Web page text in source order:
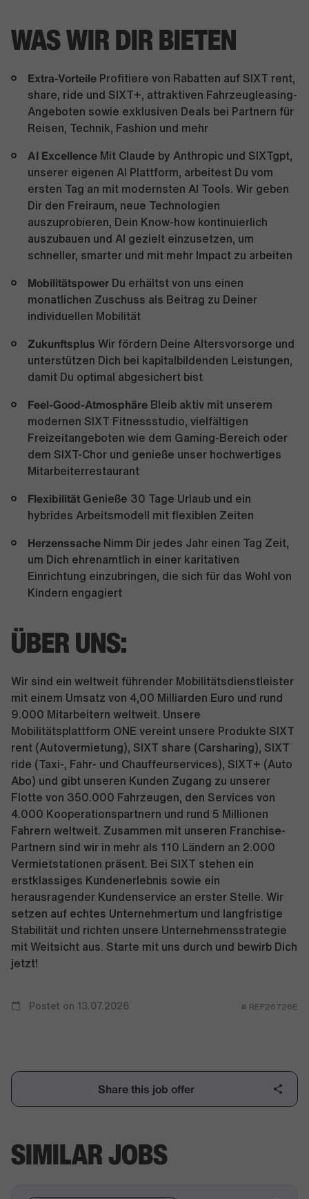
WAS WIR DIR BIETEN
Extra-Vorteile Profitiere von Rabatten auf SIXT rent,
share, ride und SIXT+, attraktiven Fahrzeugleasing-
Angeboten sowie exklusiven Deals bei Partnern für
Reisen, Technik, Fashion und mehr
AI Excellence Mit Claude by Anthropic und SIXTgpt,
unserer eigenen AI Plattform, arbeitest Du vom
ersten Tag an mit modernsten AI Tools. Wir geben
Dir den Freiraum, neue Technologien
auszuprobieren, Dein Know-how kontinuierlich
auszubauen und AI gezielt einzusetzen, um
schneller, smarter und mit mehr Impact zu arbeiten
Mobilitätspower Du erhältst von uns einen
monatlichen Zuschuss als Beitrag zu Deiner
individuellen Mobilität
Zukunftsplus Wir fördern Deine Altersvorsorge und
unterstützen Dich bei kapitalbildenden Leistungen,
damit Du optimal abgesichert bist
Feel-Good-Atmosphäre Bleib aktiv mit unserem
modernen SIXT Fitnessstudio, vielfältigen
Freizeitangeboten wie dem Gaming-Bereich oder
dem SIXT-Chor und genieße unser hochwertiges
Mitarbeiterrestaurant
Flexibilität Genieße 30 Tage Urlaub und ein
hybrides Arbeitsmodell mit flexiblen Zeiten
Herzenssache Nimm Dir jedes Jahr einen Tag Zeit,
um Dich ehrenamtlich in einer karitativen
Einrichtung einzubringen, die sich für das Wohl von
Kindern engagiert
ÜBER UNS:
Wir sind ein weltweit führender Mobilitätsdienstleister
mit einem Umsatz von 4,00 Milliarden Euro und rund
9.000 Mitarbeitern weltweit. Unsere
Mobilitätsplattform ONE vereint unsere Produkte SIXT
rent (Autovermietung), SIXT share (Carsharing), SIXT
ride (Taxi-, Fahr- und Chauffeurservices), SIXT+ (Auto
Abo) und gibt unseren Kunden Zugang zu unserer
Flotte von 350.000 Fahrzeugen, den Services von
4.000 Kooperationspartnern und rund 5 Millionen
Fahrern weltweit. Zusammen mit unseren Franchise-
Partnern sind wir in mehr als 110 Ländern an 2.000
Vermietstationen präsent. Bei SIXT stehen ein
erstklassiges Kundenerlebnis sowie ein
herausragender Kundenservice an erster Stelle. Wir
setzen auf echtes Unternehmertum und langfristige
Stabilität und richten unsere Unternehmensstrategie
mit Weitsicht aus. Starte mit uns durch und bewirb Dich
jetzt!
Postet on 13.07.2026 # REF26726E
Share this job offer
SIMILAR JOBS